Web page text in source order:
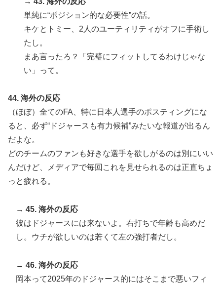
単純に“ポジション的な必要性”の話。
キケとトミー、2人のユーティリティがオフに手術し
たし。
まあ言ったろ？「完璧にフィットしてるわけじゃな
い」って。
44. 海外の反応
（ほぼ）全てのFA、特に日本人選手のポスティングにな
ると、必ず“ドジャースも有力候補”みたいな報道が出るん
だよな。
どのチームのファンも好きな選手を欲しがるのは別にいい
んだけど、メディアで毎回これを見せられるのは正直ちょ
っと疲れる。
→ 45. 海外の反応
彼はドジャースには来ないよ。右打ちで年齢も高めだ
し。ウチが欲しいのは若くて左の強打者だし。
→ 46. 海外の反応
岡本って2025年のドジャース的にはそこまで悪いフィ